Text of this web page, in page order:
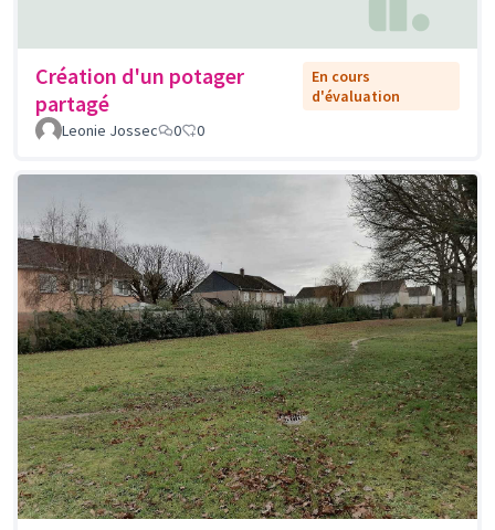
Création d'un potager
partagé
En cours
d'évaluation
Leonie Jossec
0 0